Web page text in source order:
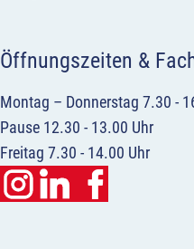
Öffnungszeiten &
Montag – Donnerstag 7.30 -
Pause 12.30 - 13.00 Uhr
Freitag 7.30 - 14.00 Uhr